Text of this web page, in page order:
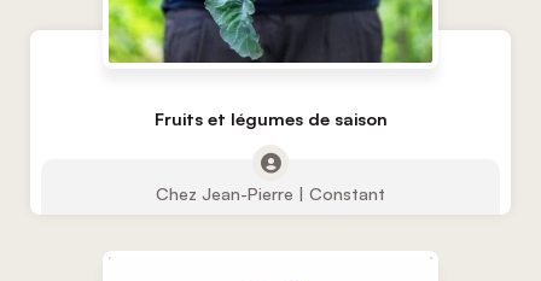
Fruits et légumes de saison
Chez Jean-Pierre | Constant